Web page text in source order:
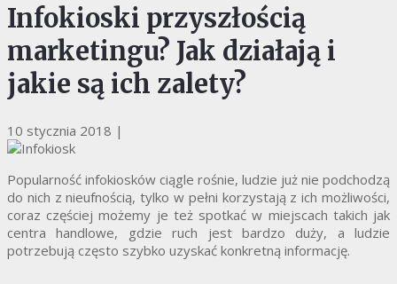
Infokioski przyszłością
marketingu? Jak działają i
jakie są ich zalety?
10 stycznia 2018 |
Popularność infokiosków ciągle rośnie, ludzie już nie podchodzą
do nich z nieufnością, tylko w pełni korzystają z ich możliwości,
coraz częściej możemy je też spotkać w miejscach takich jak
centra handlowe, gdzie ruch jest bardzo duży, a ludzie
potrzebują często szybko uzyskać konkretną informację.